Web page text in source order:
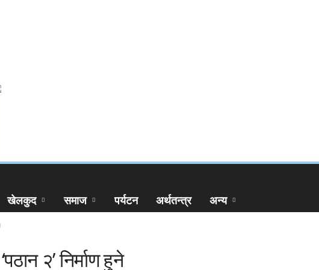
खेलकुद समाज पर्यटन अर्थतन्त्र अन्य
२’ निर्माण हुने